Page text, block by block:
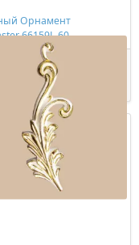
Орнамент
66159L-60
2734,00 ₽/шт
Купить